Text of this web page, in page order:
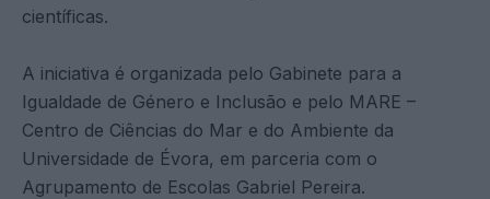
científicas.
A iniciativa é organizada pelo Gabinete para a
Igualdade de Género e Inclusão e pelo MARE –
Centro de Ciências do Mar e do Ambiente da
Universidade de Évora, em parceria com o
Agrupamento de Escolas Gabriel Pereira.